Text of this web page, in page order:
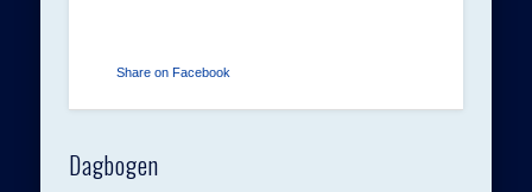
Share on Facebook
Dagbogen